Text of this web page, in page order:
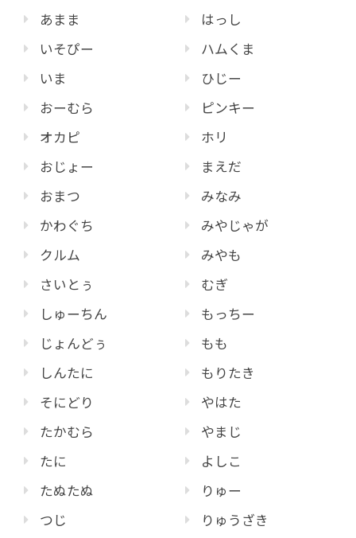
あまま
いそぴー
いま
おーむら
オカピ
おじょー
おまつ
かわぐち
クルム
さいとぅ
しゅーちん
じょんどぅ
しんたに
そにどり
たかむら
たに
たぬたぬ
つじ
はっし
ハムくま
ひじー
ピンキー
ホリ
まえだ
みなみ
みやじゃが
みやも
むぎ
もっちー
もも
もりたき
やはた
やまじ
よしこ
りゅー
りゅうざき